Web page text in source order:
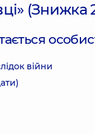
(Знижка
війни